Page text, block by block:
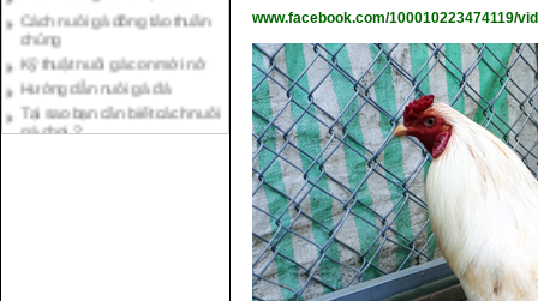
Kỹ thuật nuôi gà con mới nở
Hướng dẫn nuôi gà đá
Tại sao bạn cần biết cách nuôi
gà chọi ?
Cách điều trị bệnh sổ mũi cho
www.facebook.com/100010223474119/